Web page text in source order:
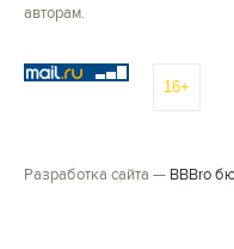
авторам.
16+
Разработка сайта — BBBro